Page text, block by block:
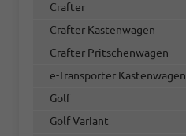
Crafter
Crafter Kastenwagen
Crafter Pritschenwagen
e-Transporter Kastenwagen
Golf
Golf Variant